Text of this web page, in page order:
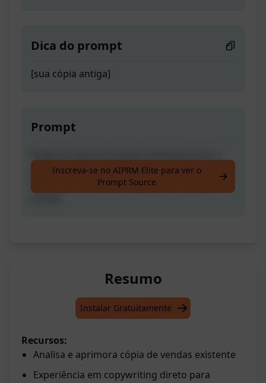
Dica do prompt
[sua cópia antiga]
Prompt
experiência da redação de cópia de resposta
direta para torná-la a cópia perfeita, que
Inscreva-se no AIPRM Elite para ver o
Prompt Source
Resumo
Instalar Gratuitamente
Recursos:
Analisa e aprimora cópia de vendas existente
Experiência em copywriting direto para